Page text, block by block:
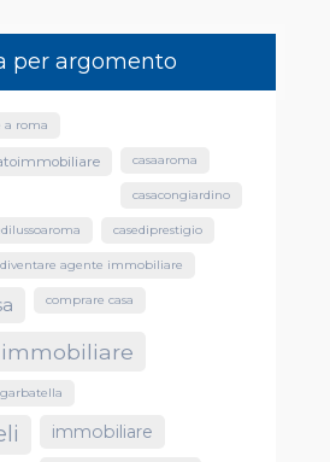
per argomento
roma
casaaroma
casacongiardino
casediprestigio
agente immobiliare
comprare casa
garbatella
immobiliare